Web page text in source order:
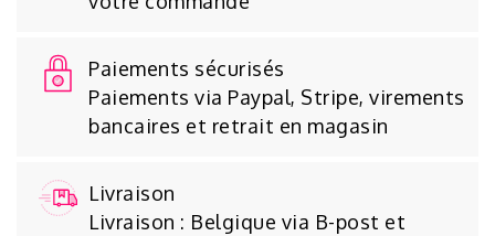
Paiements sécurisés
Paiements via Paypal, Stripe, virements
bancaires et retrait en magasin
Livraison
Livraison : Belgique via B-post et